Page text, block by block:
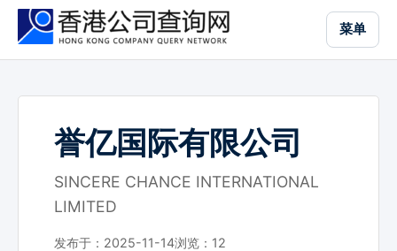
菜单
誉亿国际有限公司
SINCERE CHANCE INTERNATIONAL
LIMITED
发布于：2025-11-14浏览： 12